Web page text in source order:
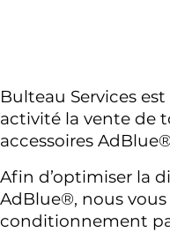
Bulteau Services
activité la vente de
accessoires
Afin d’optimiser la
AdBlue®, nous
conditionnement